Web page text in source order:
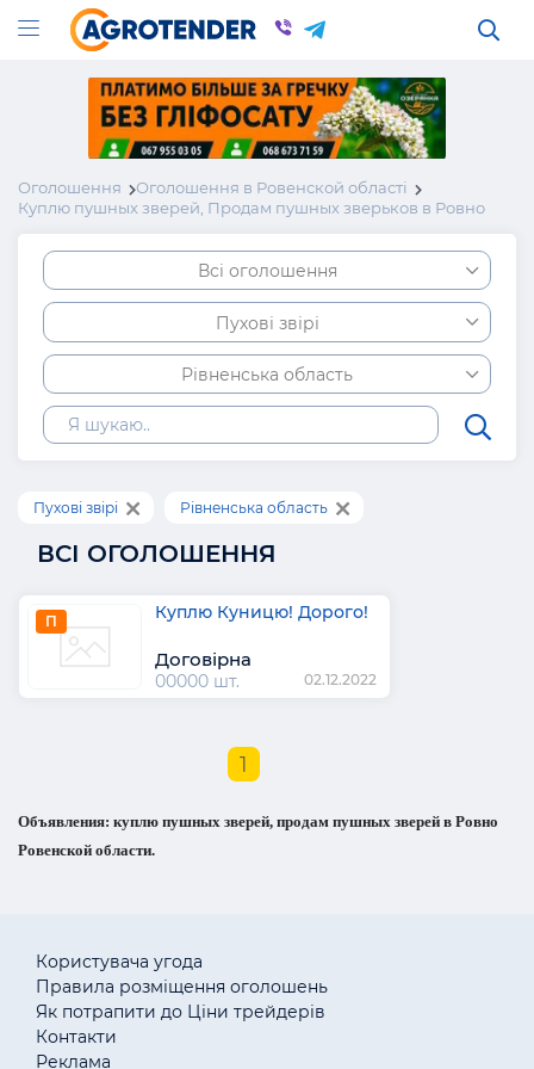
Оголошення
Оголошення в Ровенской області
Куплю пушных зверей, Продам пушных зверьков в Ровно
Всі оголошення
Пухові звірі
Рівненська область
Пухові звірі Рівненська область
ВСІ ОГОЛОШЕННЯ
П Куплю Куницю! Дорого!
Договірна
00000 шт. 02.12.2022
1
Объявления: куплю пушных зверей, продам пушных зверей в Ровно
Ровенской области.
Користувача угода
Правила розміщення оголошень
Як потрапити до Ціни трейдерів
Контакти
Реклама